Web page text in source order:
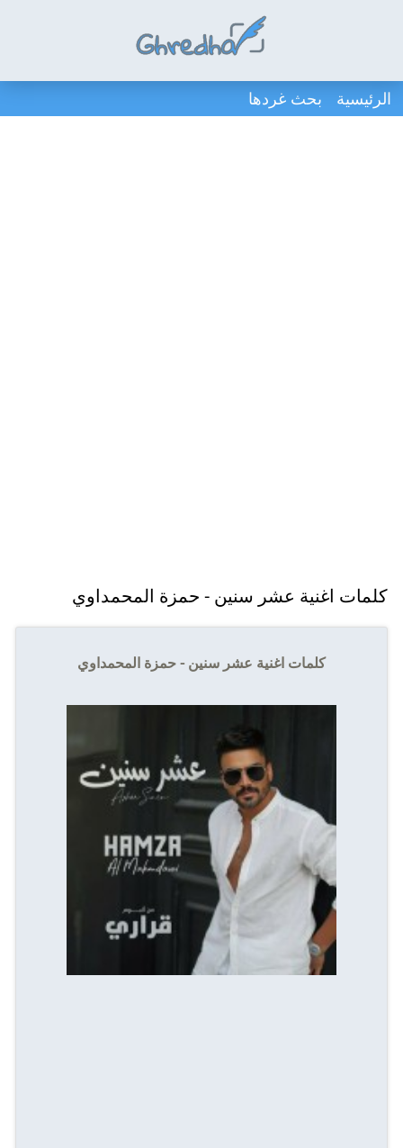
الرئيسية بحث غردها
كلمات اغنية عشر سنين - حمزة المحمداوي
كلمات اغنية عشر سنين - حمزة المحمداوي